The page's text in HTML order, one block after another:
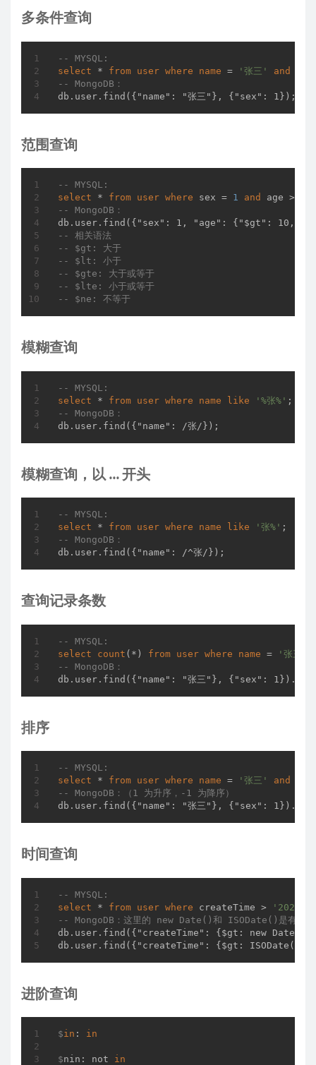
多条件查询
-- MYSQL:
select * from user where name = '张三' and
-- MongoDB：
db.user.find({"name": "张三"}, {"sex": 1});
范围查询
-- MYSQL:
select * from user where sex = 1 and age >
-- MongoDB：
-- 相关语法
-- $gt: 大于
-- $lt: 小于
-- $gte: 大于或等于
-- $lte: 小于或等于
-- $ne: 不等于
模糊查询
-- MYSQL:
select * from user where name like '%张%'
-- MongoDB：
db.user.find({"name": /张/});
模糊查询，以 ... 开头
-- MYSQL:
select * from user where name like '张%'
-- MongoDB：
db.user.find({"name": /^张/});
查询记录条数
-- MYSQL:
select
count (*) from user where name = '张三'
-- MongoDB：
db.user.find({"name": "张三"}, {"sex":
排序
-- MYSQL:
select * from user where name = '张三' and
-- MongoDB：（1 为升序，-1 为降序）
db.user.find({"name": "张三"}, {"sex":
时间查询
-- MYSQL:
select * from user where createTime >
'2020-
-- MongoDB：这里的 new Date()和 ISODate()是有区别
db.user.find({"createTime": {$gt: new
db.user.find({"createTime": {$gt:
进阶查询
$in : in
$nin: not in